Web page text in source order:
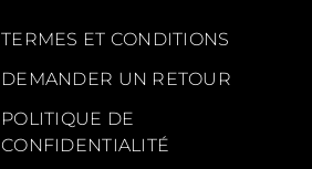
TERMES ET CONDITIONS
DEMANDER UN RETOUR
POLITIQUE DE
CONFIDENTIALITÉ